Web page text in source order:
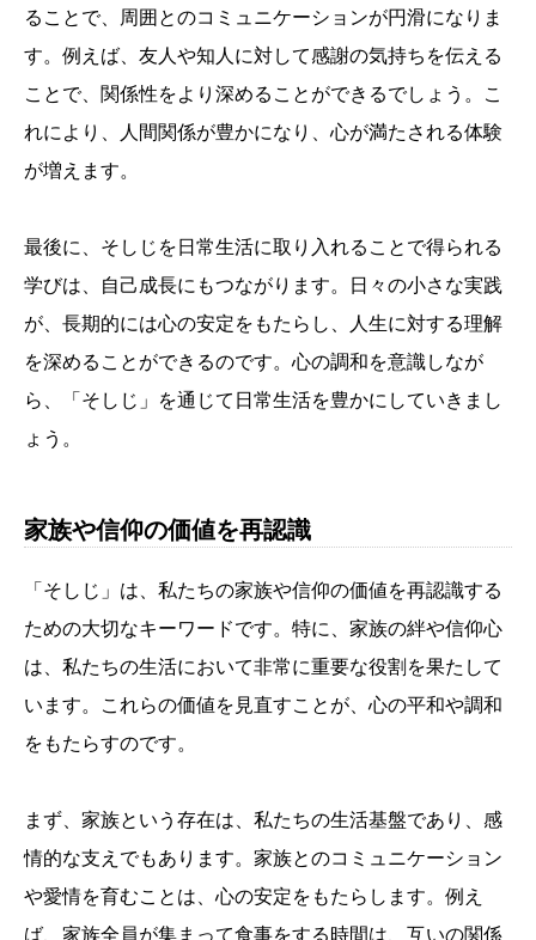
ることで、周囲とのコミュニケーションが円滑になりま
す。例えば、友人や知人に対して感謝の気持ちを伝える
ことで、関係性をより深めることができるでしょう。こ
れにより、人間関係が豊かになり、心が満たされる体験
が増えます。
最後に、そしじを日常生活に取り入れることで得られる
学びは、自己成長にもつながります。日々の小さな実践
が、長期的には心の安定をもたらし、人生に対する理解
を深めることができるのです。心の調和を意識しなが
ら、「そしじ」を通じて日常生活を豊かにしていきまし
ょう。
家族や信仰の価値を再認識
「そしじ」は、私たちの家族や信仰の価値を再認識する
ための大切なキーワードです。特に、家族の絆や信仰心
は、私たちの生活において非常に重要な役割を果たして
います。これらの価値を見直すことが、心の平和や調和
をもたらすのです。
まず、家族という存在は、私たちの生活基盤であり、感
情的な支えでもあります。家族とのコミュニケーション
や愛情を育むことは、心の安定をもたらします。例え
ば、家族全員が集まって食事をする時間は、互いの関係